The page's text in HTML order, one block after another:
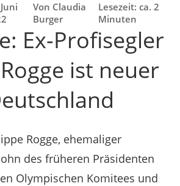
Von Claudia
Burger
Lesezeit: ca. 2
Minuten
Ex-Profisegler
ist neuer
Rogge, ehemaliger
des früheren Präsidenten
Olympischen Komitees und